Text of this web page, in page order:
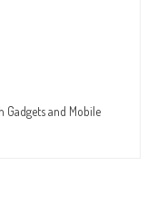
Gadgets and Mobile